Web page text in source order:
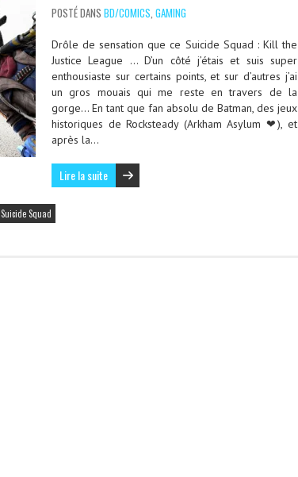
POSTÉ DANS BD/COMICS, GAMING
Drôle de sensation que ce Suicide Squad : Kill the
Justice League … D’un côté j’étais et suis super
enthousiaste sur certains points, et sur d’autres j’ai
un gros mouais qui me reste en travers de la
gorge… En tant que fan absolu de Batman, des jeux
historiques de Rocksteady (Arkham Asylum ❤), et
après la…
Lire la suite
Suicide Squad